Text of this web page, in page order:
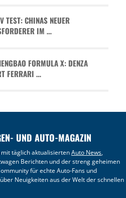
TEST: CHINAS NEUER
IM …
FORMULA X: DENZA
FERRARI …
UND AUTO-MAGAZIN
täglich aktualisiertenAuto News,
Berichten und der streng geheimen
für echte Auto-Fans und
über Neuigkeiten aus der Welt der schnellen